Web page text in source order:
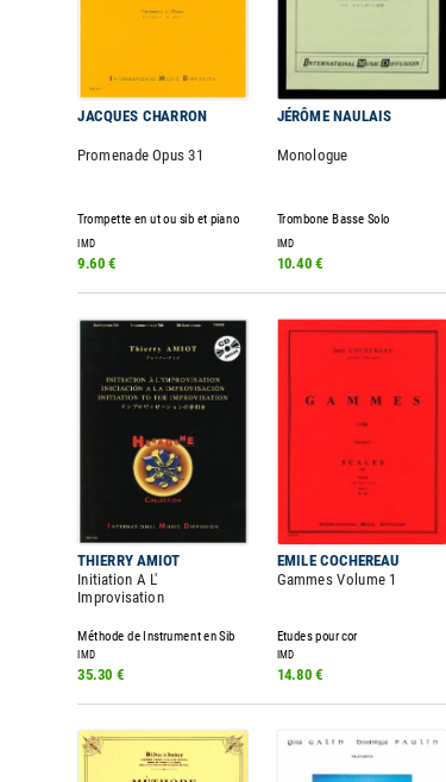
JACQUES CHARRON JÉRÔME NAULAIS
Promenade Opus 31 Monologue
Trompette en ut ou sib et piano Trombone Basse Solo
IMD IMD
9.60 € 10.40 €
THIERRY AMIOT EMILE COCHEREAU
Initiation A L'
Improvisation
Gammes Volume 1
Méthode de Instrument en Sib Etudes pour cor
IMD IMD
35.30 € 14.80 €